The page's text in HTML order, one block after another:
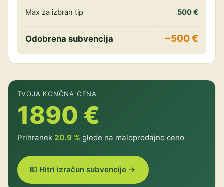
Max za izbran tip
500 €
Odobrena subvencija −500 €
TVOJA KONČNA CENA
1890 €
Prihranek 20.9 % glede na maloprodajno ceno
💶 Hitri izračun subvencije →